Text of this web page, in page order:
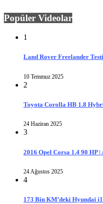
Popüler Videolar
1
Land Rover Freelander
10 Temmuz 2025
2
Toyota Corolla HB 1.8
24 Haziran 2025
3
2016 Opel Corsa 1.4 90 HP |
24 Ağustos 2025
4
173 Bin KM’deki Hyundai